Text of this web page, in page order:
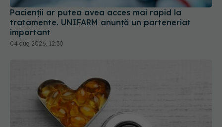
Pacienții ar putea avea acces mai rapid la
tratamente. UNIFARM anunță un parteneriat
important
04 aug 2026, 12:30